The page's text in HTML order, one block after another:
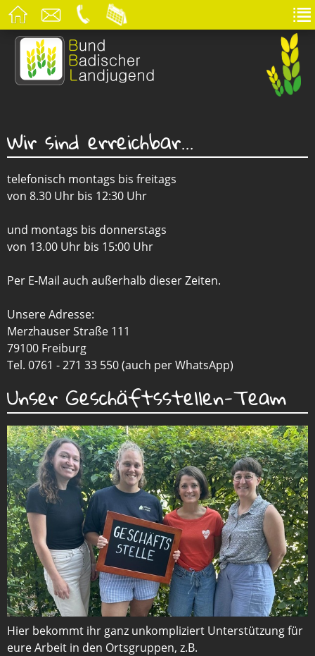
Wir sind erreichbar...
telefonisch montags bis freitags
von 8.30 Uhr bis 12:30 Uhr
und montags bis donnerstags
von 13.00 Uhr bis 15:00 Uhr
Per E-Mail auch außerhalb dieser Zeiten.
Unsere Adresse:
Merzhauser Straße 111
79100 Freiburg
Tel. 0761 - 271 33 550 (auch per WhatsApp)
Unser Geschäftsstellen-Team
Hier bekommt ihr ganz unkompliziert Unterstützung für
eure Arbeit in den Ortsgruppen, z.B.